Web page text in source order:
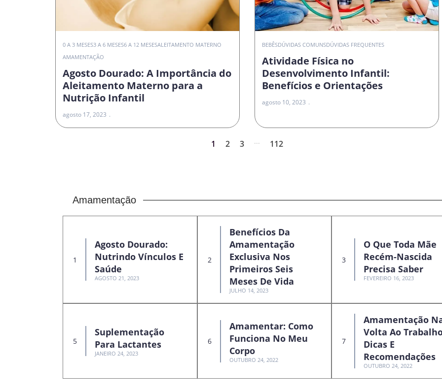
0 A 3 MESES3 A 6 MESES6 A 12 MESESALEITAMENTO MATERNO
AMAMENTAÇÃO
Agosto Dourado: A Importância do
Aleitamento Materno para a
Nutrição Infantil
agosto 17, 2023
BEBÊSDÚVIDAS COMUNSDÚVIDAS FREQUENTES
Atividade Física no
Desenvolvimento Infantil:
Benefícios e Orientações
agosto 10, 2023
1 2 3 ... 112
Amamentação
Agosto Dourado:
Nutrindo Vínculos E
Saúde
AGOSTO 21, 2023
Benefícios Da
Amamentação
Exclusiva Nos
Primeiros Seis
Meses De Vida
JULHO 14, 2023
O Que Toda Mãe
Recém-Nascida
Precisa Saber
FEVEREIRO 16, 2023
Suplementação
Para Lactantes
JANEIRO 24, 2023
Amamentar: Como
Funciona No Meu
Corpo
OUTUBRO 24, 2022
Amamentação
Volta Ao
Dicas E
Recomendações
OUTUBRO 24, 2022